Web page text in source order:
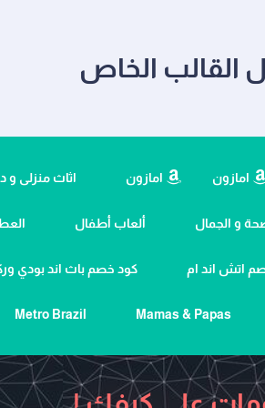
القالب الخاص
امازون امازون اثاث منزلى و
و الجمال ألعاب أطفال
اتش اند ام كود خصم باث اند بودي
Mamas & Papas
Metro Brazil